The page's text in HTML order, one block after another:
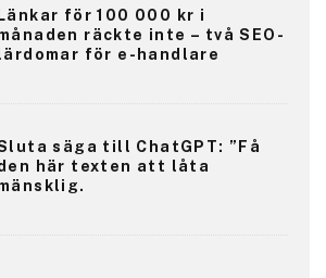
Länkar för 100 000 kr i
räckte inte – två SEO-
lärdomar för e-handlare
säga till ChatGPT: ”Få
här texten att låta